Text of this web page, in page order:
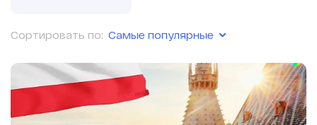
Сортировать по: Самые популярные